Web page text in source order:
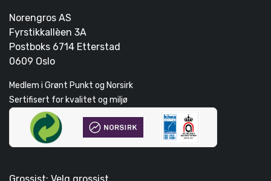
Norengros AS
Fyrstikkallèen 3A
Postboks 6714 Etterstad
0609 Oslo
Medlem i Grønt Punkt og Norsirk
Sertifisert for kvalitet og miljø